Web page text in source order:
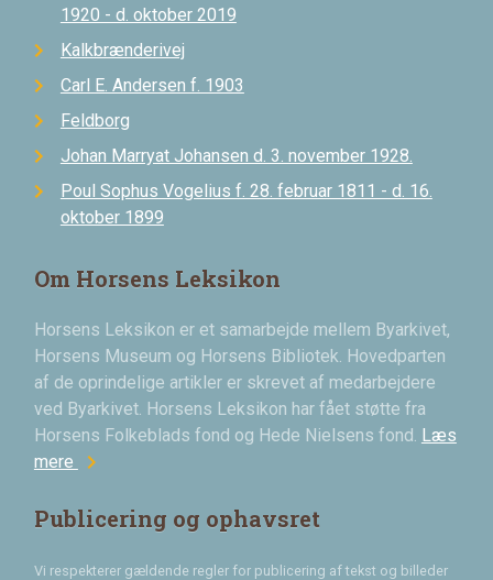
1920 - d. oktober 2019
Kalkbrænderivej
Carl E. Andersen f. 1903
Feldborg
Johan Marryat Johansen d. 3. november 1928.
Poul Sophus Vogelius f. 28. februar 1811 - d. 16.
oktober 1899
Om Horsens Leksikon
Horsens Leksikon er et samarbejde mellem Byarkivet,
Horsens Museum og Horsens Bibliotek. Hovedparten
af de oprindelige artikler er skrevet af medarbejdere
ved Byarkivet. Horsens Leksikon har fået støtte fra
Horsens Folkeblads fond og Hede Nielsens fond. Læs
mere chevron_right
Publicering og ophavsret
Vi respekterer gældende regler for publicering af tekst og billeder